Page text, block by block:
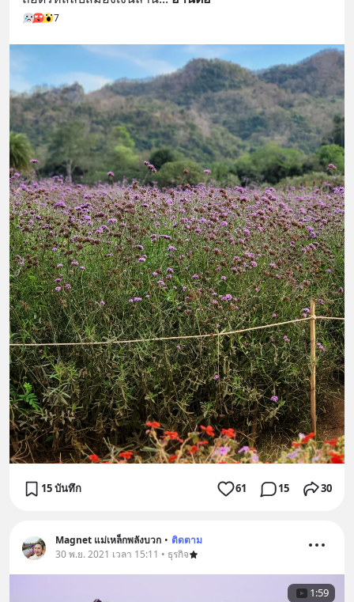
7
15 บันทึก 61 15 30
Magnet แม่เหล็กพลังบวก • ติดตาม
30 พ.ย. 2021 เวลา 15:11 • ธุรกิจ
1:59